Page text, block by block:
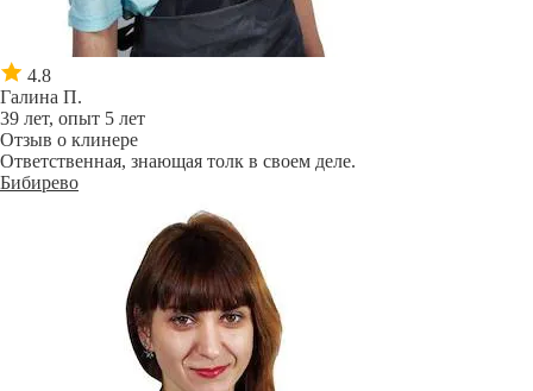
4.8
Галина П.
39 лет, опыт 5 лет
Отзыв о клинере
Ответственная, знающая толк в своем деле.
Бибирево